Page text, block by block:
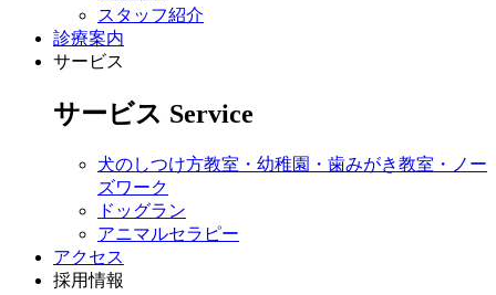
スタッフ紹介
診療案内
サービス
サービス Service
犬のしつけ方教室・幼稚園・歯みがき教室・ノー
ズワーク
ドッグラン
アニマルセラピー
アクセス
採用情報